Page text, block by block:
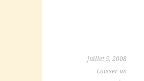
juillet 5, 2008
Laisser un